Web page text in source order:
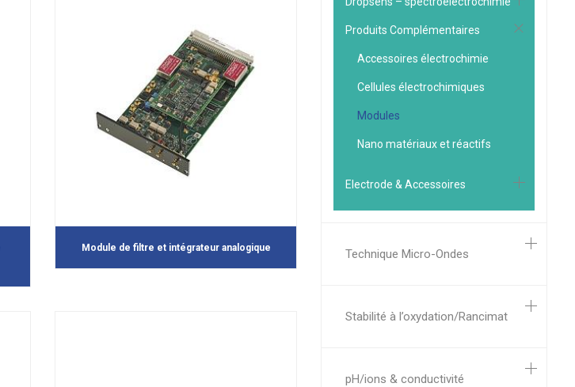
Produits Complémentaires
Accessoires électrochimie
Cellules électrochimiques
Modules
Nano matériaux et réactifs
Electrode & Accessoires
Technique Micro-Ondes
Stabilité à l’oxydation/Rancimat
pH/ions & conductivité
Module de filtre et intégrateur analogique